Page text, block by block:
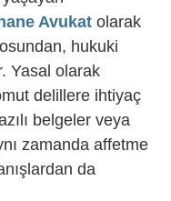
Avukat olarak
hukuki
Yasal olarak
delillere ihtiyaç
belgeler veya
zamanda affetme
da